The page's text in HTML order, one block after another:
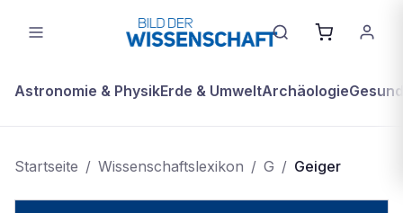
Astronomie & PhysikErde & UmweltArchäologie
Startseite / Wissenschaftslexikon / G / Geiger